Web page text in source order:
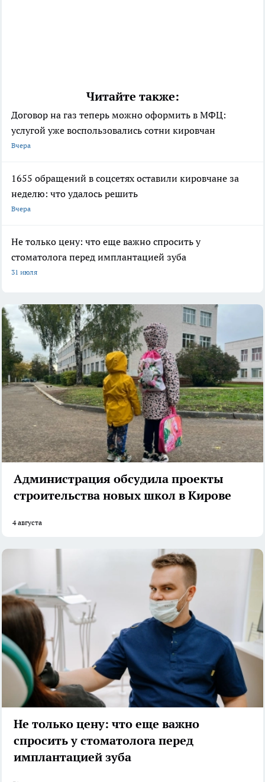
Читайте также:
Договор на газ теперь можно оформить в МФЦ:
услугой уже воспользовались сотни кировчан
Вчера
1655 обращений в соцсетях оставили кировчане за
неделю: что удалось решить
Вчера
Не только цену: что еще важно спросить у
стоматолога перед имплантацией зуба
31 июля
Администрация обсудила проекты
строительства новых школ в Кирове
4 августа
Не только цену: что еще важно
спросить у стоматолога перед
имплантацией зуба